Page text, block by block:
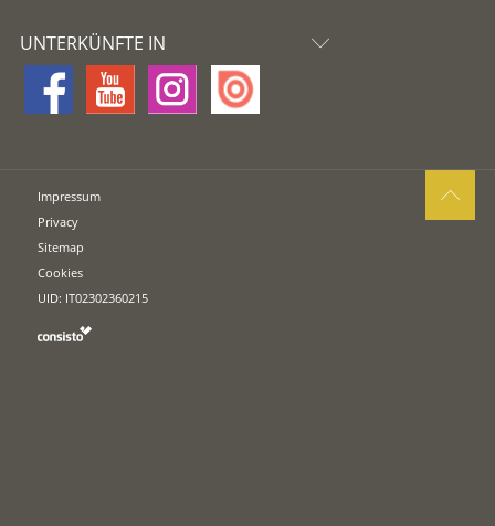
UNTERKÜNFTE IN
Impressum
Privacy
Sitemap
Cookies
UID: IT02302360215